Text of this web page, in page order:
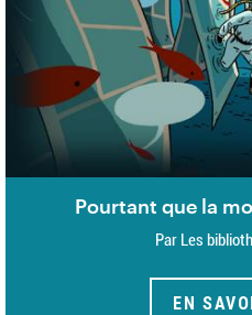
Pourtant que la
Par Les
EN